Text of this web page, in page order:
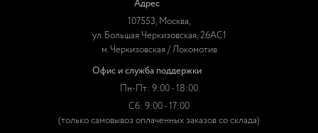
Адрес
107553, Москва,
ул. Большая Черкизовская, 26АС1
м. Черкизовская / Локомотив
Офис и служба поддержки
Пн-Пт: 9:00 - 18:00
Сб: 9:00 - 17:00
(только самовывоз оплаченных заказов со склада)